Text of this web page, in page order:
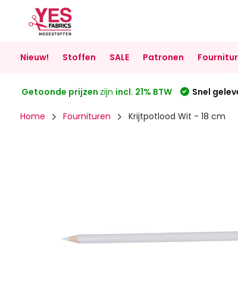
Nieuw! Stoffen SALE Patronen
Getoonde prijzen zijn incl. 21% BTW Snel
Home Fournituren Krijtpotlood Wit - 18 cm